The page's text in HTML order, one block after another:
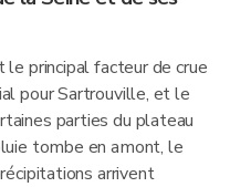
principal facteur de crue
pour Sartrouville, et le
parties du plateau
tombe en amont, le
arrivent